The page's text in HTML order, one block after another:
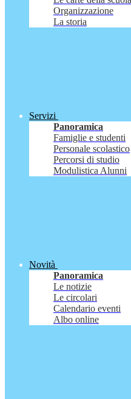
Organizzazione
La storia
Servizi
Panoramica
Famiglie e studenti
Personale scolastico
Percorsi di studio
Modulistica Alunni
Novità
Panoramica
Le notizie
Le circolari
Calendario eventi
Albo online